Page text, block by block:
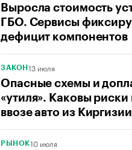
Выросла стоимость
ГБО. Сервисы
дефицит компонентов
ЗАКОН 13 июля
Опасные схемы и
«утиля». Каковы риски
ввозе авто из Киргизии
РЫНОК10 июля